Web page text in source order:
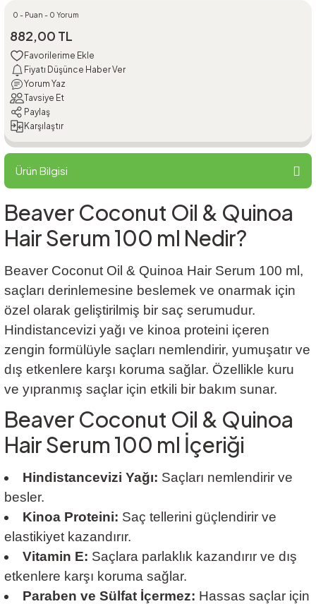
0 - Puan - 0 Yorum
882,00 TL
Fiyatı Düşünce Haber Ver
Yorum Yaz
Tavsiye Et
Paylaş
Karşılaştır
Ürün Bilgisi
Beaver Coconut Oil & Quinoa
Hair Serum 100 ml Nedir?
Beaver Coconut Oil & Quinoa Hair Serum 100 ml,
saçları derinlemesine beslemek ve onarmak için
özel olarak geliştirilmiş bir saç serumudur.
Hindistancevizi yağı ve kinoa proteini içeren
zengin formülüyle saçları nemlendirir, yumuşatır ve
dış etkenlere karşı koruma sağlar. Özellikle kuru
ve yıpranmış saçlar için etkili bir bakım sunar.
Beaver Coconut Oil & Quinoa
Hair Serum 100 ml İçeriği
Hindistancevizi Yağı: Saçları nemlendirir ve
besler.
Kinoa Proteini: Saç tellerini güçlendirir ve
elastikiyet kazandırır.
Vitamin E: Saçlara parlaklık kazandırır ve dış
etkenlere karşı koruma sağlar.
Paraben ve Sülfat İçermez: Hassas saçlar için